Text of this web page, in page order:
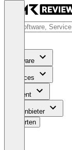
Software
Services
Content
Für Anbieter
Bewerten